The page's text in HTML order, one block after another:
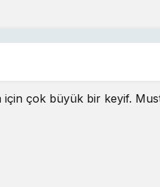
çok büyük bir keyif.